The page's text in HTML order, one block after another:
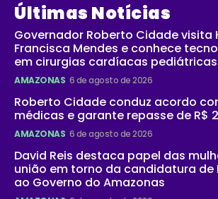
Últimas Notícias
Governador Roberto Cidade visita
Francisca Mendes e conhece
em cirurgias cardíacas pediátricas
AMAZONAS 6 de agosto de 2026
Roberto Cidade conduz acordo
médicas e garante repasse de R$
AMAZONAS 6 de agosto de 2026
David Reis destaca papel das
união em torno da candidatura de
ao Governo do Amazonas